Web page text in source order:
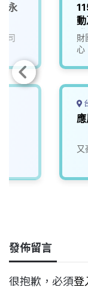
(永
司
財
心
又
發佈留言
很抱歉，必須登